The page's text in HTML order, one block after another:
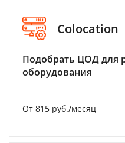
Colocation
Подобрать ЦОД для
оборудования
От 815 руб./месяц